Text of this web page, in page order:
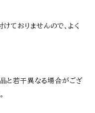
ておりませんので、よく
と若干異なる場合がござ